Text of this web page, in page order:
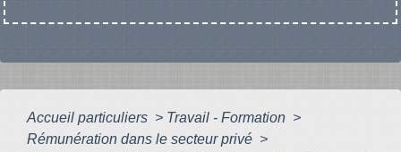
Accueil particuliers > Travail - Formation >
Rémunération dans le secteur privé >